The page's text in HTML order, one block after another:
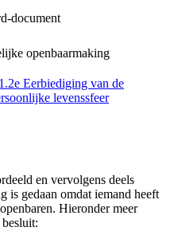
document
openbaarmaking
Eerbiediging van de
levenssfeer
en vervolgens deels
is gedaan omdat iemand heeft
Hieronder meer